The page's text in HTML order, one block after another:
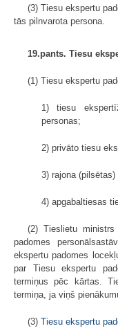
(3) Tiesu ekspertu
tās pilnvarota persona.
19.pants. Tiesu
(1) Tiesu ekspertu
1) tiesu
personas;
2) privāto tiesu
3) rajona
4) apgabaltiesas
(2) Tieslietu
padomes
ekspertu padomes
par Tiesu ekspertu
termiņus pēc kārtas.
termiņa, ja viņš
(3) Tiesu ekspertu